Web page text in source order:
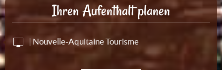
Ihren Aufenthalt planen
| Nouvelle-Aquitaine Tourisme